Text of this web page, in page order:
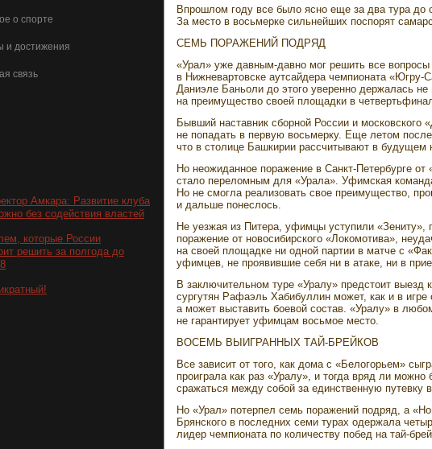
о спорте
и достижения
связь
Амкара: Развитие клуба
без содействия властей
которые России
решить за полгода до
Впрошлом году все было ясно еще за два тура до
За место в восьмерке сильнейших поспорят
СЕМЬ ПОРАЖЕНИЙ ПОДРЯД
«Урал» уже давным-давно мог решить все
в Нижневартовске аутсайдера чемпионата
Даниэле Баньоли до этого уверенно держалась
на преимущест­во своей площадки в
Бывший наставник сборной России и
не попадать в первую восьмерку. Еще летом
что в столице Башкирии рассчитывают в будущем
Но неожиданное поражение в Санкт-Петербурге
стало переломным для «Урала». Уфимская
Но не смогла реализовать свое преимущество,
и дальше понеслось.
Не уезжая из Питера, уфимцы уступили «Зениту»,
поражение от новосибирского «Локомотива»,
на своей площадке ни одной партии в матче с
уфимцев, не проявившие себя ни в атаке, ни в
В заключительном туре «Уралу» предстоит выезд
сургутян Рафаэль Хабибуллин может, как и в
а может выставить боевой состав. «Уралу» в
не гарантирует уфимцам восьмое место.
ВОСЕМЬ ВЫИГРАННЫХ ТАЙ-БРЕЙКОВ
Все зависит от того, как дома с «Белогорьем»
проиграла как раз «Уралу», и тогда вряд ли
сражаться между собой за единственную путевку
Но «Урал» потерпел семь поражений подряд, а
Брянского в последних семи турах одержала
лидер чемпионата по количеству побед на тай-